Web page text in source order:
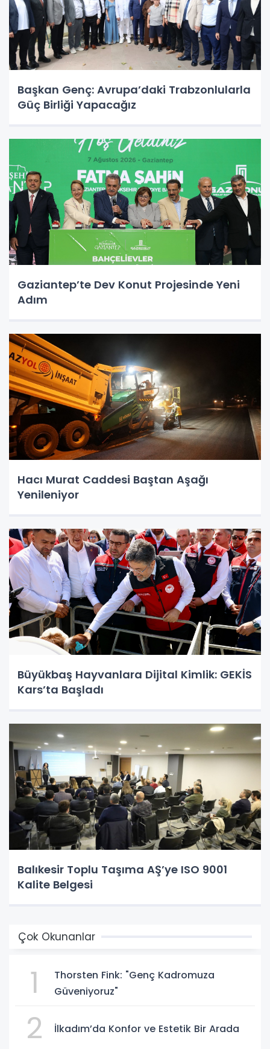
Başkan Genç: Avrupa’daki Trabzonlularla
Güç Birliği Yapacağız
Gaziantep’te Dev Konut Projesinde Yeni
Adım
Hacı Murat Caddesi Baştan Aşağı
Yenileniyor
Büyükbaş Hayvanlara Dijital Kimlik: GEKİS
Kars’ta Başladı
Balıkesir Toplu Taşıma AŞ’ye ISO 9001
Kalite Belgesi
Çok Okunanlar
1
Thorsten Fink: "Genç Kadromuza
Güveniyoruz"
2 İlkadım’da Konfor ve Estetik Bir Arada